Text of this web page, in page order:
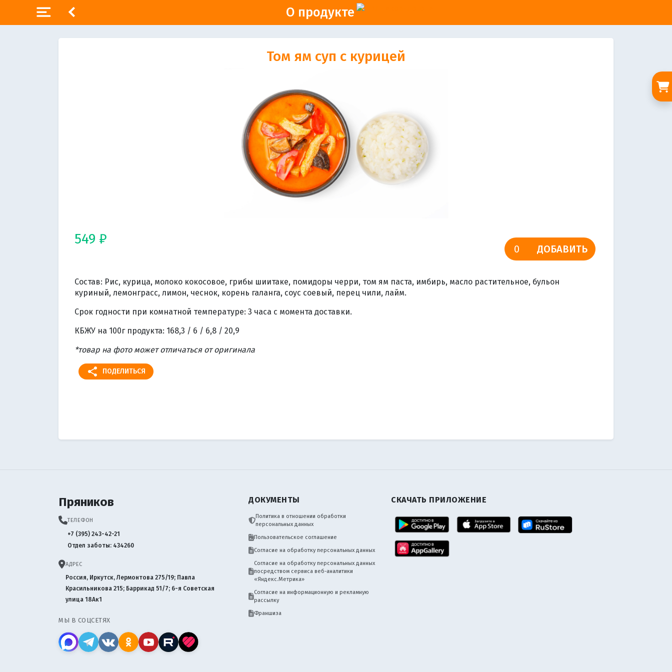
О продукте
Том ям суп с курицей
549 ₽
ДОБАВИТЬ
Состав: Рис, курица, молоко кокосовое, грибы шиитаке, помидоры черри, том ям паста, имбирь, масло растительное, бульон
куриный, лемонграсс, лимон, чеснок, корень галанга, соус соевый, перец чили, лайм.
Срок годности при комнатной температуре: 3 часа с момента доставки.
КБЖУ на 100г продукта: 168,3 / 6 / 6,8 / 20,9
*товар на фото может отличаться от оригинала
share ПОДЕЛИТЬСЯ
Пряников
ТЕЛЕФОН
+7 (395) 243-42-21
Отдел заботы: 434260
АДРЕС
Россия, Иркутск, Лермонтова 275/19; Павла
Красильникова 215; Баррикад 51/7; 6-я Советская
улица 18Ак1
МЫ В СОЦСЕТЯХ
ДОКУМЕНТЫ
Политика в отношении обработки
персональных данных
Пользовательское соглашение
Согласие на обработку персональных данных
Согласие на обработку персональных данных
посредством сервиса веб-аналитики
«Яндекс.Метрика»
Согласие на информационную и рекламную
рассылку
Франшиза
СКАЧАТЬ ПРИЛОЖЕНИЕ